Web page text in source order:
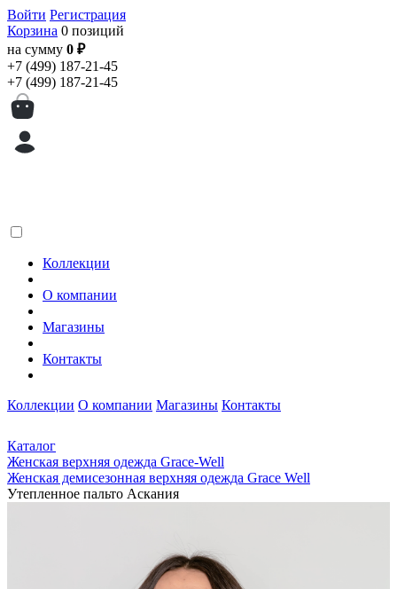
Войти Регистрация
Корзина 0 позиций
на сумму 0 ₽
+7 (499) 187-21-45
+7 (499) 187-21-45
Коллекции
О компании
Магазины
Контакты
Коллекции О компании Магазины Контакты
Каталог
Женская верхняя одежда Grace-Well
Женская демисезонная верхняя одежда Grace Well
Утепленное пальто Аскания